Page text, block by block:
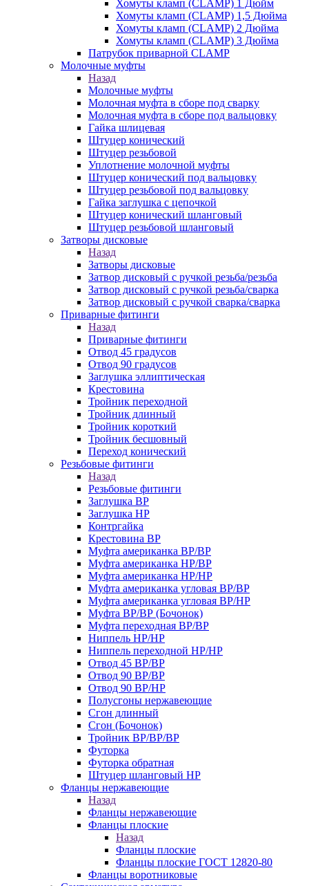
Хомуты кламп (CLAMP) 1 Дюйм
Хомуты кламп (CLAMP) 1,5 Дюйма
Хомуты кламп (CLAMP) 2 Дюйма
Хомуты кламп (CLAMP) 3 Дюйма
Патрубок приварной CLAMP
Молочные муфты
Назад
Молочные муфты
Молочная муфта в сборе под сварку
Молочная муфта в сборе под вальцовку
Гайка шлицевая
Штуцер конический
Штуцер резьбовой
Уплотнение молочной муфты
Штуцер конический под вальцовку
Штуцер резьбовой под вальцовку
Гайка заглушка с цепочкой
Штуцер конический шланговый
Штуцер резьбовой шланговый
Затворы дисковые
Назад
Затворы дисковые
Затвор дисковый с ручкой резьба/резьба
Затвор дисковый с ручкой резьба/сварка
Затвор дисковый с ручкой сварка/сварка
Приварные фитинги
Назад
Приварные фитинги
Отвод 45 градусов
Отвод 90 градусов
Заглушка эллиптическая
Крестовина
Тройник переходной
Тройник длинный
Тройник короткий
Тройник бесшовный
Переход конический
Резьбовые фитинги
Назад
Резьбовые фитинги
Заглушка ВР
Заглушка НР
Контргайка
Крестовина ВР
Муфта американка ВР/ВР
Муфта американка НР/ВР
Муфта американка НР/НР
Муфта американка угловая ВР/ВР
Муфта американка угловая ВР/НР
Муфта ВР/ВР (Бочонок)
Муфта переходная ВР/ВР
Ниппель НР/НР
Ниппель переходной НР/НР
Отвод 45 ВР/ВР
Отвод 90 ВР/ВР
Отвод 90 ВР/НР
Полусгоны нержавеющие
Сгон длинный
Сгон (Бочонок)
Тройник ВР/ВР/ВР
Футорка
Футорка обратная
Штуцер шланговый НР
Фланцы нержавеющие
Назад
Фланцы нержавеющие
Фланцы плоские
Назад
Фланцы плоские
Фланцы плоские ГОСТ 12820-80
Фланцы воротниковые